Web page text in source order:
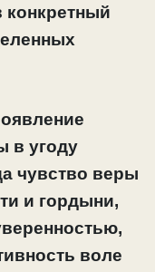
конкретный
в угоду
чувство веры
и гордыни,
воле